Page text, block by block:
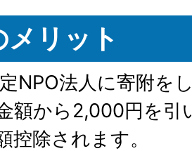
リット
NPO法人に寄附を
額から2,000円を引
控除されます。